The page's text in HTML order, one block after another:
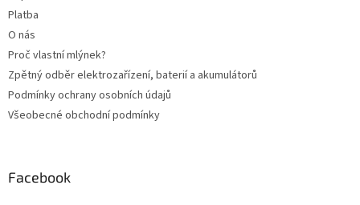
Platba
O nás
Proč vlastní mlýnek?
Zpětný odběr elektrozařízení, baterií a akumulátorů
Podmínky ochrany osobních údajů
Všeobecné obchodní podmínky
Facebook